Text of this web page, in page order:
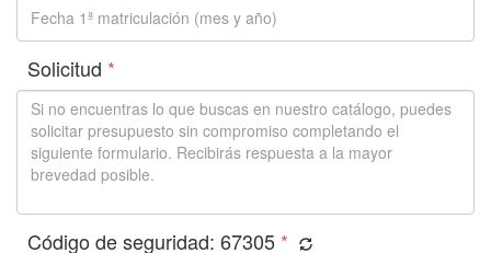
Solicitud *
Código de seguridad: 67305 *